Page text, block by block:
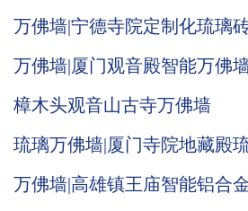
万佛墙|宁德寺院定制化琉璃
万佛墙|厦门观音殿智能万佛
樟木头观音山古寺万佛墙
琉璃万佛墙|厦门寺院地藏殿
万佛墙|高雄镇王庙智能铝合